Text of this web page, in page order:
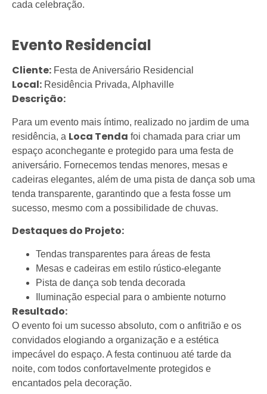
cada celebração.
Evento Residencial
Cliente: Festa de Aniversário Residencial
Local: Residência Privada, Alphaville
Descrição:
Para um evento mais íntimo, realizado no jardim de uma
residência, a Loca Tenda foi chamada para criar um
espaço aconchegante e protegido para uma festa de
aniversário. Fornecemos tendas menores, mesas e
cadeiras elegantes, além de uma pista de dança sob uma
tenda transparente, garantindo que a festa fosse um
sucesso, mesmo com a possibilidade de chuvas.
Destaques do Projeto:
Tendas transparentes para áreas de festa
Mesas e cadeiras em estilo rústico-elegante
Pista de dança sob tenda decorada
Iluminação especial para o ambiente noturno
Resultado:
O evento foi um sucesso absoluto, com o anfitrião e os
convidados elogiando a organização e a estética
impecável do espaço. A festa continuou até tarde da
noite, com todos confortavelmente protegidos e
encantados pela decoração.